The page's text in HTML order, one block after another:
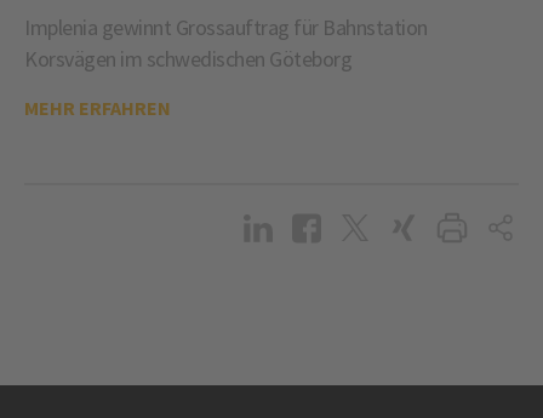
Implenia gewinnt Grossauftrag für Bahnstation
Korsvägen im schwedischen Göteborg
MEHR ERFAHREN